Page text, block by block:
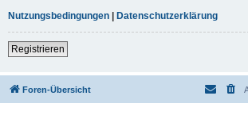
Nutzungsbedingungen | Datenschutzerklärung
Registrieren
Foren-Übersicht